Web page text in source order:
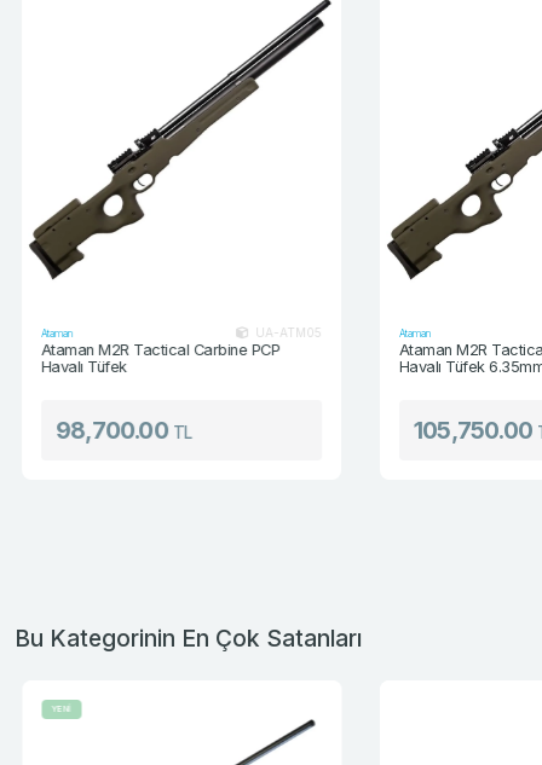
Ataman UA-ATM05
Ataman M2R Tactical Carbine PCP
Havalı Tüfek
98,700.00 TL
Ataman
Ataman M2R
Havalı Tüfek
105,750.00
Bu Kategorinin En Çok Satanları
YENİ